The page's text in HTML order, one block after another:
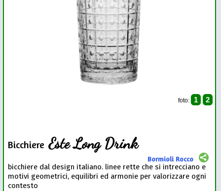
foto: 1 2
Bicchiere Este Long Drink
Bormioli Rocco
bicchiere dal design italiano. linee rette che si intrecciano e
motivi geometrici, equilibri ed armonie per valorizzare ogni
contesto